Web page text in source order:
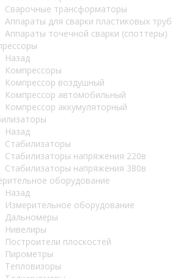
Сварочные трансформаторы
Аппараты для сварки пластиковых труб
Аппараты точечной сварки (споттеры)
Назад
Компрессоры
Компрессор воздушный
Компрессор автомобильный
Компрессор аккумуляторный
Назад
Стабилизаторы
Стабилизаторы напряжения 220в
Стабилизаторы напряжения 380в
оборудование
Назад
Измерительное оборудование
Дальномеры
Нивелиры
Построители плоскостей
Пирометры
Тепловизоры